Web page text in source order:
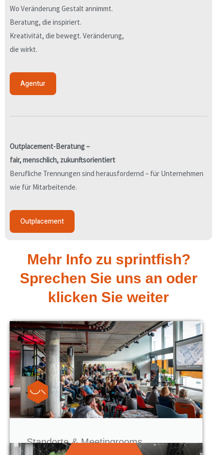
Wo Veränderung Gestalt annimmt.
Beratung, die inspiriert.
Kreativität, die bewegt. Veränderung,
die wirkt.
Agentur
Outplacement-Beratung –
fair, menschlich, zukunftsorientiert
Berufliche Trennungen sind herausfordernd – für Unternehmen
wie für Mitarbeitende.
Outplacement
Mehr Info zu sprintfish?
Sprechen Sie uns an oder
klicken Sie weiter
Standorte & Meetingrooms